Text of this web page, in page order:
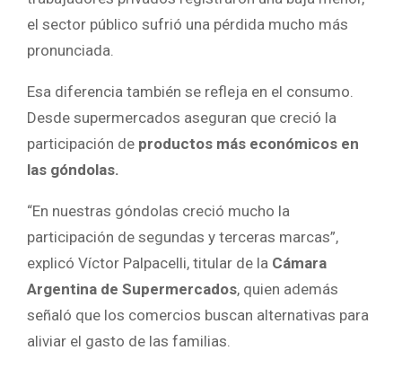
el sector público sufrió una pérdida mucho más
pronunciada.
Esa diferencia también se refleja en el consumo.
Desde supermercados aseguran que creció la
participación de productos más económicos en
las góndolas.
“En nuestras góndolas creció mucho la
participación de segundas y terceras marcas”,
explicó Víctor Palpacelli, titular de la Cámara
Argentina de Supermercados, quien además
señaló que los comercios buscan alternativas para
aliviar el gasto de las familias.